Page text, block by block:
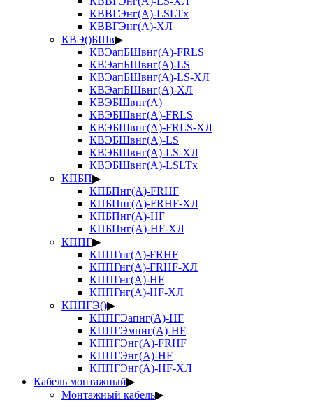
КВВГЭнг(А)-LSLTx
КВВГЭнг(А)-ХЛ
КВЭ()БШв▶
КВЭапБШвнг(А)-FRLS
КВЭапБШвнг(А)-LS
КВЭапБШвнг(А)-LS-ХЛ
КВЭапБШвнг(А)-ХЛ
КВЭБШвнг(А)
КВЭБШвнг(А)-FRLS
КВЭБШвнг(А)-FRLS-ХЛ
КВЭБШвнг(А)-LS
КВЭБШвнг(А)-LS-ХЛ
КВЭБШвнг(А)-LSLTx
КПБП▶
КПБПнг(А)-FRHF
КПБПнг(А)-FRHF-ХЛ
КПБПнг(А)-HF
КПБПнг(А)-HF-ХЛ
КППГ▶
КППГнг(А)-FRHF
КППГнг(А)-FRHF-ХЛ
КППГнг(А)-HF
КППГнг(А)-HF-ХЛ
КППГЭ()▶
КППГЭапнг(А)-HF
КППГЭмпнг(А)-HF
КППГЭнг(А)-FRHF
КППГЭнг(А)-HF
КППГЭнг(А)-HF-ХЛ
Кабель монтажный▶
Монтажный кабель▶